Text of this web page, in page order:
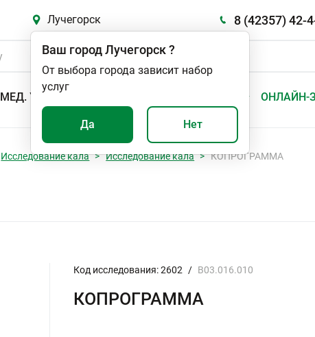
Лучегорск 8 (42357) 42-
МЕД. УСЛУГИ ОНЛАЙН-
Ваш городЛучегорск?
От выбора города зависит набор
услуг
Да Нет
Исследование кала Исследование кала КОПРОГРАММА
Код исследования: 2602 / B03.016.010
КОПРОГРАММА